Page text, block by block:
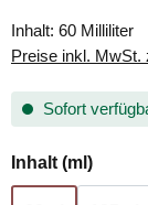
Inhalt: 60 Milliliter
Preise inkl. MwSt.
Sofort
Inhalt (ml)